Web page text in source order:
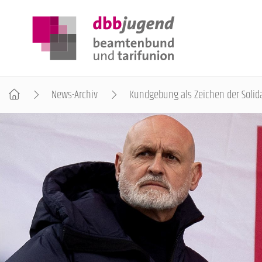
ÜBER DIE DBB JUGEND
POSITIONEN
AUSBILDUNGSINFORMATIONEN
INTERNATIONALES
News-Archiv Kundgebung als Zeichen der